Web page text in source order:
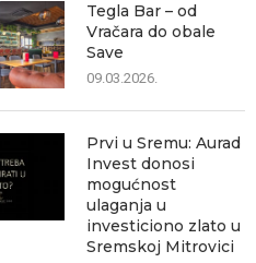
Tegla Bar – od
Vračara do obale
Save
09.03.2026.
Prvi u Sremu: Aurad
Invest donosi
mogućnost
ulaganja u
investiciono zlato u
Sremskoj Mitrovici